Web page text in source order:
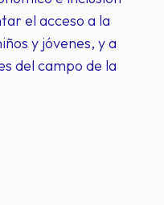
el acceso a la
y jóvenes, y a
del campo de la